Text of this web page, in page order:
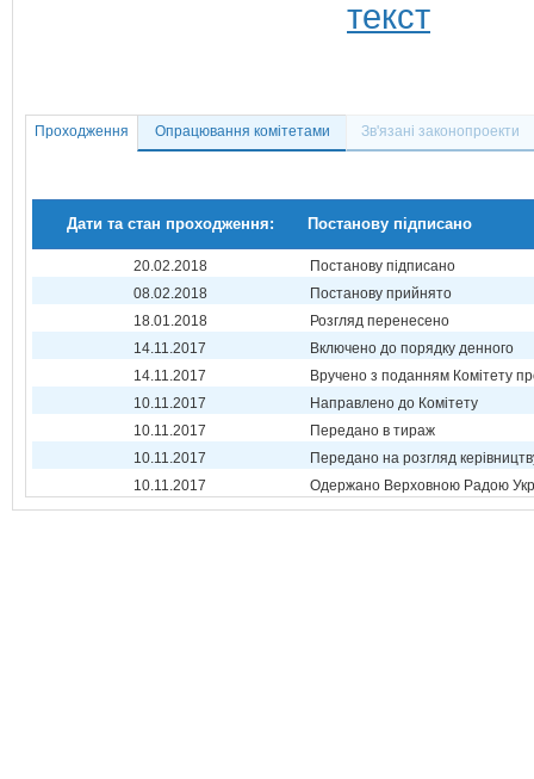
Проходження Опрацювання комітетами Зв'язані законопроекти
Дати та стан проходження: Постанову підписано
20.02.2018
Постанову підписано
08.02.2018
Постанову прийнято
18.01.2018
Розгляд перенесено
14.11.2017
Включено до порядку денного
14.11.2017
Вручено з поданням Комітету
10.11.2017
Направлено до Комітету
10.11.2017
Передано в тираж
10.11.2017
Передано на розгляд
10.11.2017
Одержано Верховною Радою